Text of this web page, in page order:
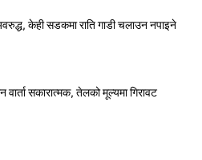
केही सडकमा राति गाडी चलाउन नपाइने
सकारात्मक, तेलको मूल्यमा गिरावट